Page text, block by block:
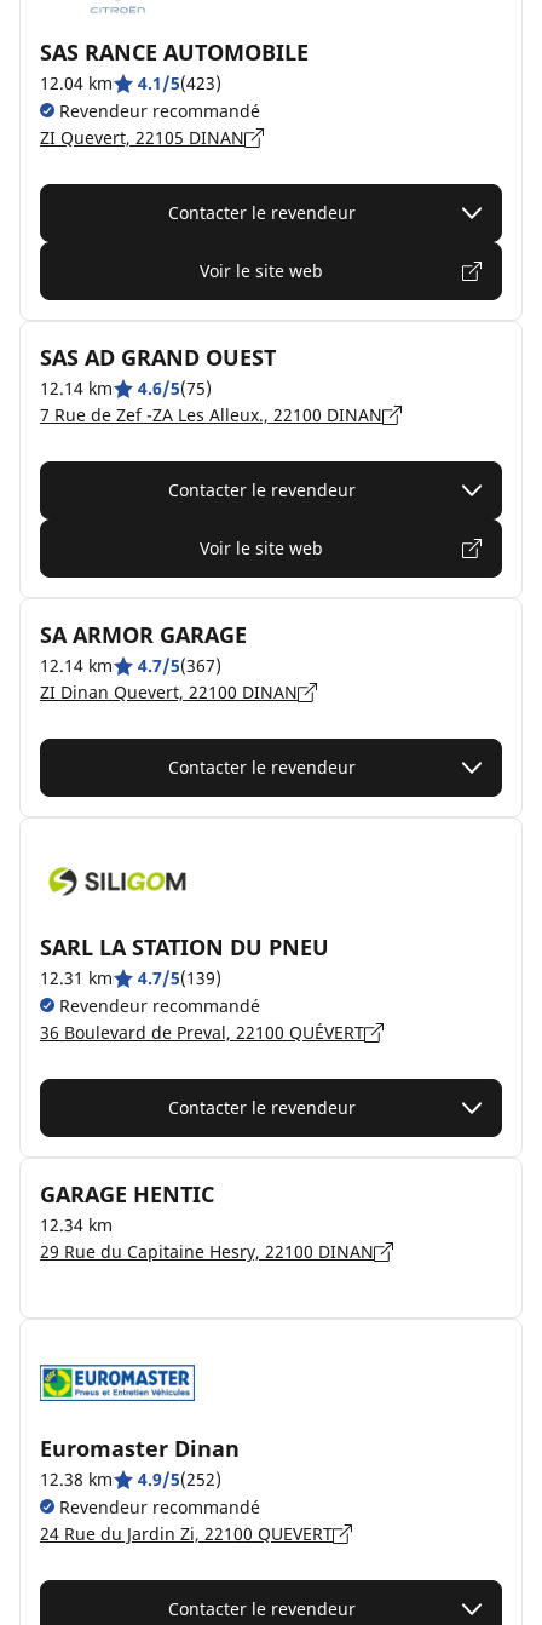
SAS RANCE AUTOMOBILE
12.04 km 4.1/5(423)
Revendeur recommandé
ZI Quevert, 22105 DINAN
Contacter le revendeur
Voir le site web
SAS AD GRAND OUEST
12.14 km 4.6/5(75)
7 Rue de Zef -ZA Les Alleux., 22100 DINAN
Contacter le revendeur
Voir le site web
SA ARMOR GARAGE
12.14 km 4.7/5(367)
ZI Dinan Quevert, 22100 DINAN
Contacter le revendeur
SARL LA STATION DU PNEU
12.31 km 4.7/5(139)
Revendeur recommandé
36 Boulevard de Preval, 22100 QUÉVERT
Contacter le revendeur
GARAGE HENTIC
12.34 km
29 Rue du Capitaine Hesry, 22100 DINAN
Euromaster Dinan
12.38 km 4.9/5(252)
Revendeur recommandé
24 Rue du Jardin Zi, 22100 QUEVERT
Contacter le revendeur